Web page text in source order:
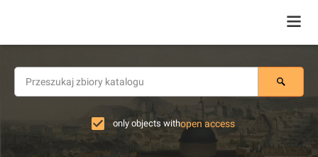
only objects withopen access